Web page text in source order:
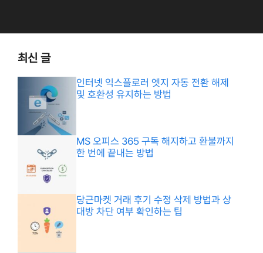
최신 글
인터넷 익스플로러 엣지 자동 전환 해제
및 호환성 유지하는 방법
MS 오피스 365 구독 해지하고 환불까지
한 번에 끝내는 방법
당근마켓 거래 후기 수정 삭제 방법과 상
대방 차단 여부 확인하는 팁